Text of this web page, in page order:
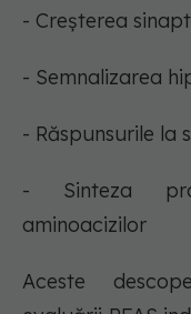
- Creșterea
- Semnalizarea
- Răspunsurile la
- Sinteza
aminoacizilor
Aceste